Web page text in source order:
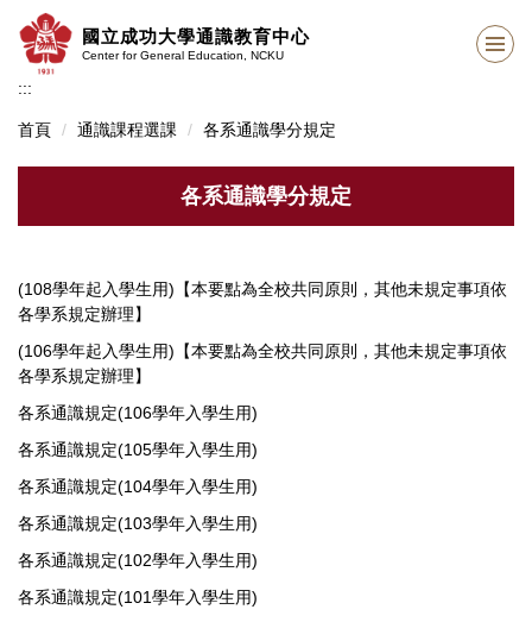
到
要
容
區
國立成功大學通識教育中心
Center for General Education, NCKU
:::
首頁 通識課程選課 各系通識學分規定
各系通識學分規定
(108學年起入學生用)【本要點為全校共同原則，其他未規定事項依
各學系規定辦理】
(106學年起入學生用)【本要點為全校共同原則，其他未規定事項依
各學系規定辦理】
各系通識規定(106學年入學生用)
各系通識規定(105學年入學生用)
各系通識規定(104學年入學生用)
各系通識規定(103學年入學生用)
各系通識規定(102學年入學生用)
各系通識規定(101學年入學生用)